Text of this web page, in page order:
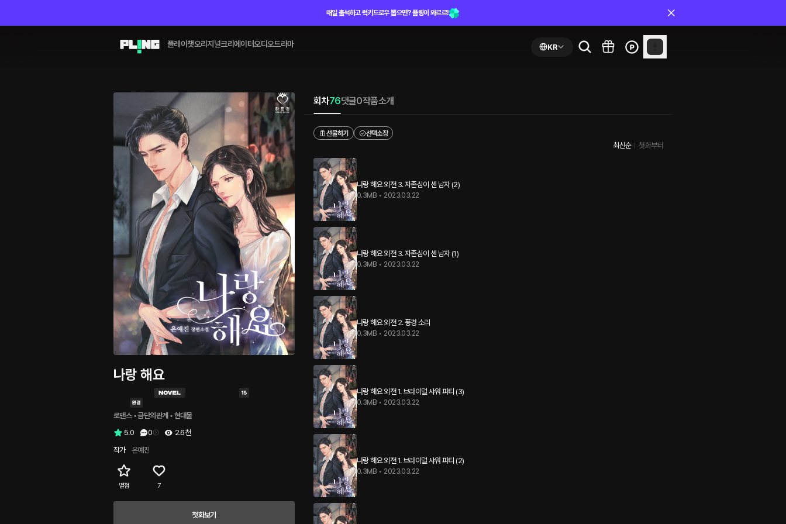
매일 출석하고 럭키드로우 뽑으면? 플링이 와르르!
플레이챗오리지널크리에이터오디오드라마 KR
나랑 해요
로맨스 • 금단의관계 • 현대물
5.0
0
2.6천
작가
은예진
별점 7
첫화보기
회차76댓글0작품소개
선물하기 선택소장
최신순 첫화부터
나랑 해요 외전 3. 자존심이 센 남자 (2)
0.3MB • 2023.03.22
나랑 해요 외전 3. 자존심이 센 남자 (1)
0.3MB • 2023.03.22
나랑 해요 외전 2. 풍경 소리
0.3MB • 2023.03.22
나랑 해요 외전 1. 브라이덜 샤워 파티 (3)
0.3MB • 2023.03.22
나랑 해요 외전 1. 브라이덜 샤워 파티 (2)
0.3MB • 2023.03.22